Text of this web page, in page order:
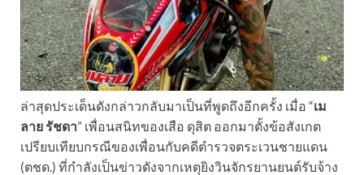
ล่าสุดประเด็นดังกล่าวกลับมาเป็นที่พูดถึงอีกครั้ง เมื่อ “เม
ลาย รัชดา” เพื่อนสนิทของเสือ ดุสิต ออกมาตั้งข้อสังเกต
เปรียบเทียบกรณีของเพื่อนกับคดีตำรวจตระเวนชายแดน
(ตชด.) ที่กำลังเป็นข่าวดังจากเหตุยิงวินจักรยานยนต์รับจ้าง